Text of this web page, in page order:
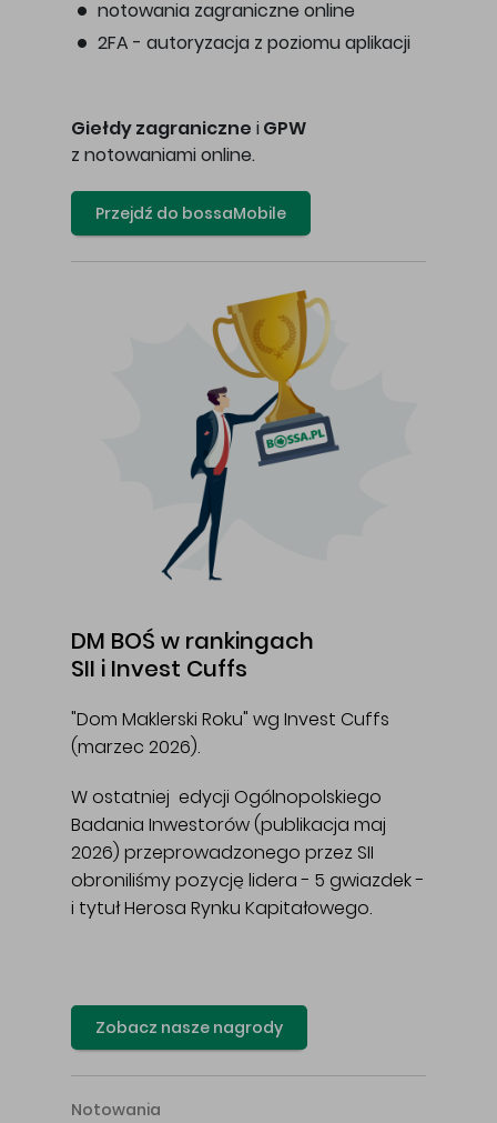
notowania zagraniczne online
2FA - autoryzacja z poziomu aplikacji
Giełdy zagraniczne i GPW
z notowaniami online.
Przejdź do bossaMobile
DM BOŚ w rankingach
SII i Invest Cuffs
"Dom Maklerski Roku" wg Invest Cuffs
(marzec 2026).
W ostatniej edycji Ogólnopolskiego
Badania Inwestorów (publikacja maj
2026) przeprowadzonego przez SII
obroniliśmy pozycję lidera - 5 gwiazdek -
i tytuł Herosa Rynku Kapitałowego.
Zobacz nasze nagrody
Notowania